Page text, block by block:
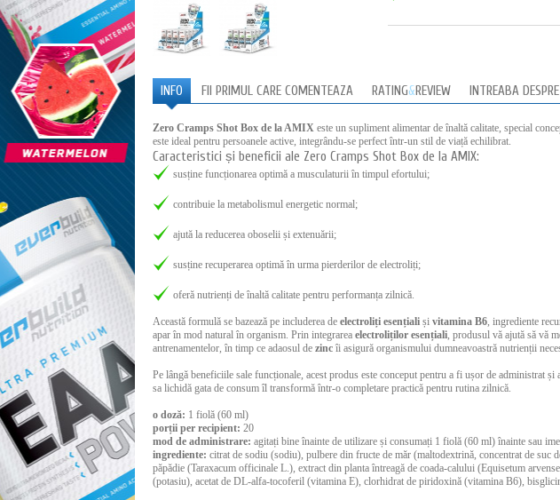
INFO FII PRIMUL CARE COMENTEAZA RATING&REVIEW INTREABA
Zero Cramps Shot Box de la AMIX este un supliment alimentar de înaltă calitate, special
este ideal pentru persoanele active, integrându-se perfect într-un stil de viață echilibrat.
Caracteristici și beneficii ale Zero Cramps Shot Box de la AMIX:
susține funcționarea optimă a musculaturii în timpul efortului;
contribuie la metabolismul energetic normal;
ajută la reducerea oboselii și extenuării;
susține recuperarea optimă în urma pierderilor de electroliți;
oferă nutrienți de înaltă calitate pentru performanța zilnică.
Această formulă se bazează pe includerea de electroliți esențiali și vitamina B6 , ingrediente
apar în mod natural în organism. Prin integrarea electroliților esențiali , produsul vă ajută să vă
antrenamentelor, în timp ce adaosul de zinc îi asigură organismului dumneavoastră nutrienții
Pe lângă beneficiile sale funcționale, acest produs este conceput pentru a fi ușor de administrat
sa lichidă gata de consum îl transformă într-o completare practică pentru rutina zilnică.
o doză: 1 fiolă (60 ml)
porții per recipient: 20
mod de administrare: agitați bine înainte de utilizare și consumați 1 fiolă (60 ml) înainte sau
ingrediente: citrat de sodiu (sodiu), pulbere din fructe de măr (maltodextrină, concentrat de suc
păpădie (Taraxacum officinale L.), extract din planta întreagă de coada-calului (Equisetum
(potasiu), acetat de DL-alfa-tocoferil (vitamina E), clorhidrat de piridoxină (vitamina B6),